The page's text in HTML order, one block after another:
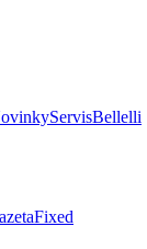
ServisBellelli
Fixed